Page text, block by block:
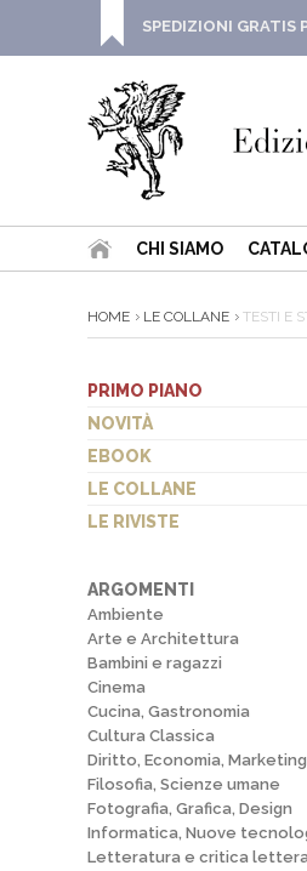
SPEDIZIONI GRATIS
CHI SIAMO
HOME LE COLLANE TESTI E
PRIMO PIANO
NOVITÀ
EBOOK
LE COLLANE
LE RIVISTE
ARGOMENTI
Ambiente
Arte e Architettura
Bambini e ragazzi
Cinema
Cucina, Gastronomia
Cultura Classica
Diritto, Economia, Marketing
Filosofia, Scienze umane
Fotografia, Grafica, Design
Informatica, Nuove
Letteratura e critica